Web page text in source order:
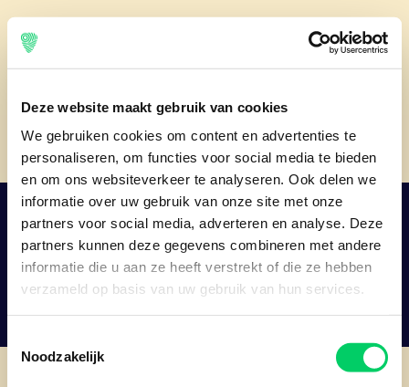
Deze website maakt gebruik van cookies
We gebruiken cookies om content en advertenties te
personaliseren, om functies voor social media te bieden
en om ons websiteverkeer te analyseren. Ook delen we
informatie over uw gebruik van onze site met onze
partners voor social media, adverteren en analyse. Deze
partners kunnen deze gegevens combineren met andere
informatie die u aan ze heeft verstrekt of die ze hebben
verzameld op basis van uw gebruik van hun services.
Noodzakelijk
Veilig online betalen
Kies uit de betrouwbare betaalmethodes zoals iDeal, MrCash
of Mastercard/VISA